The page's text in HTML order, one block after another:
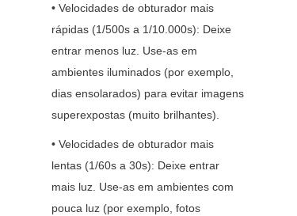
• Velocidades de obturador mais
rápidas (1/500s a 1/10.000s): Deixe
entrar menos luz. Use-as em
ambientes iluminados (por exemplo,
dias ensolarados) para evitar imagens
superexpostas (muito brilhantes).
• Velocidades de obturador mais
lentas (1/60s a 30s): Deixe entrar
mais luz. Use-as em ambientes com
pouca luz (por exemplo, fotos